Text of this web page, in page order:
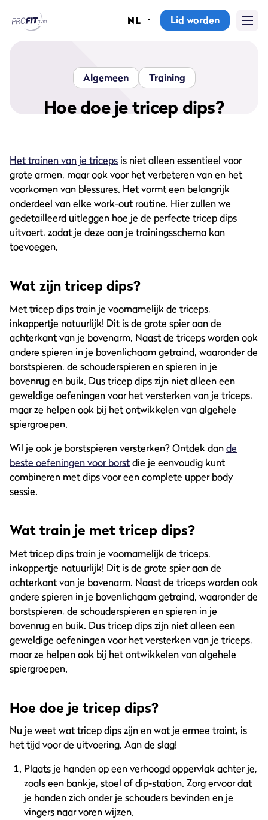
Sportscholen
Abonnementen
Lesrooster
Alle groepslessen
Waarom ProFit Gym
NL Lid worden
Algemeen Training
Hoe doe je tricep dips?
Het trainen van je triceps is niet alleen essentieel voor
grote armen, maar ook voor het verbeteren van en het
voorkomen van blessures. Het vormt een belangrijk
onderdeel van elke work-out routine. Hier zullen we
gedetailleerd uitleggen hoe je de perfecte tricep dips
uitvoert, zodat je deze aan je trainingsschema kan
toevoegen.
Wat zijn tricep dips?
Met tricep dips train je voornamelijk de triceps,
inkoppertje natuurlijk! Dit is de grote spier aan de
achterkant van je bovenarm. Naast de triceps worden ook
andere spieren in je bovenlichaam getraind, waaronder de
borstspieren, de schouderspieren en spieren in je
bovenrug en buik. Dus tricep dips zijn niet alleen een
geweldige oefeningen voor het versterken van je triceps,
maar ze helpen ook bij het ontwikkelen van algehele
spiergroepen.
Wil je ook je borstspieren versterken? Ontdek dande
beste oefeningen voor borstdie je eenvoudig kunt
combineren met dips voor een complete upper body
sessie.
Wat train je met tricep dips?
Met tricep dips train je voornamelijk de triceps,
inkoppertje natuurlijk! Dit is de grote spier aan de
achterkant van je bovenarm. Naast de triceps worden ook
andere spieren in je bovenlichaam getraind, waaronder de
borstspieren, de schouderspieren en spieren in je
bovenrug en buik. Dus tricep dips zijn niet alleen een
geweldige oefeningen voor het versterken van je triceps,
maar ze helpen ook bij het ontwikkelen van algehele
spiergroepen.
Hoe doe je tricep dips?
Nu je weet wat tricep dips zijn en wat je ermee traint, is
het tijd voor de uitvoering. Aan de slag!
Plaats je handen op een verhoogd oppervlak achter je,
zoals een bankje, stoel of dip-station. Zorg ervoor dat
je handen zich onder je schouders bevinden en je
vingers naar voren wijzen.